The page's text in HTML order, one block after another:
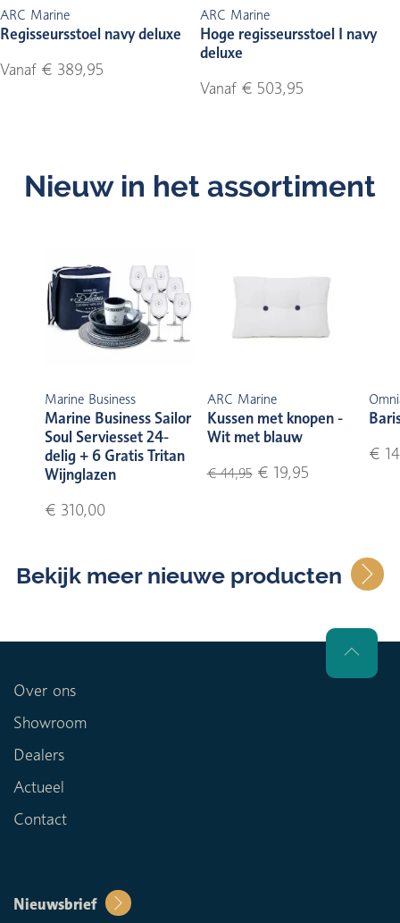
ARC Marine
Regisseursstoel navy deluxe
Vanaf € 389,95
ARC Marine
Hoge regisseursstoel I navy
deluxe
Vanaf € 503,95
Nieuw in het assortiment
Marine Business
Marine Business Sailor
Soul Serviesset 24-
delig + 6 Gratis Tritan
Wijnglazen
€ 310,00
ARC Marine
Kussen met knopen -
Wit met blauw
€ 44,95€ 19,95
€
Bekijk meer nieuwe producten
Over ons
Showroom
Dealers
Actueel
Contact
Nieuwsbrief